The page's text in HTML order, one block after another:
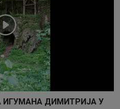
ИГУМАНА ДИМИТРИЈА У